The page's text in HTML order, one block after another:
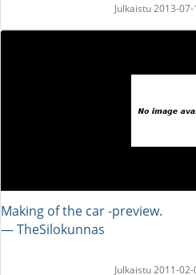
Julkaistu 2013-
Making of the car -preview.
― TheSilokunnas
Julkaistu 2011-